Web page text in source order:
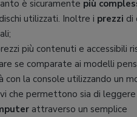
è sicuramente più
utilizzati. Inoltre i prezzi di
più contenuti e accessibili
se comparate ai modelli
con la console utilizzando un
che permettono sia di leggere
attraverso un semplice